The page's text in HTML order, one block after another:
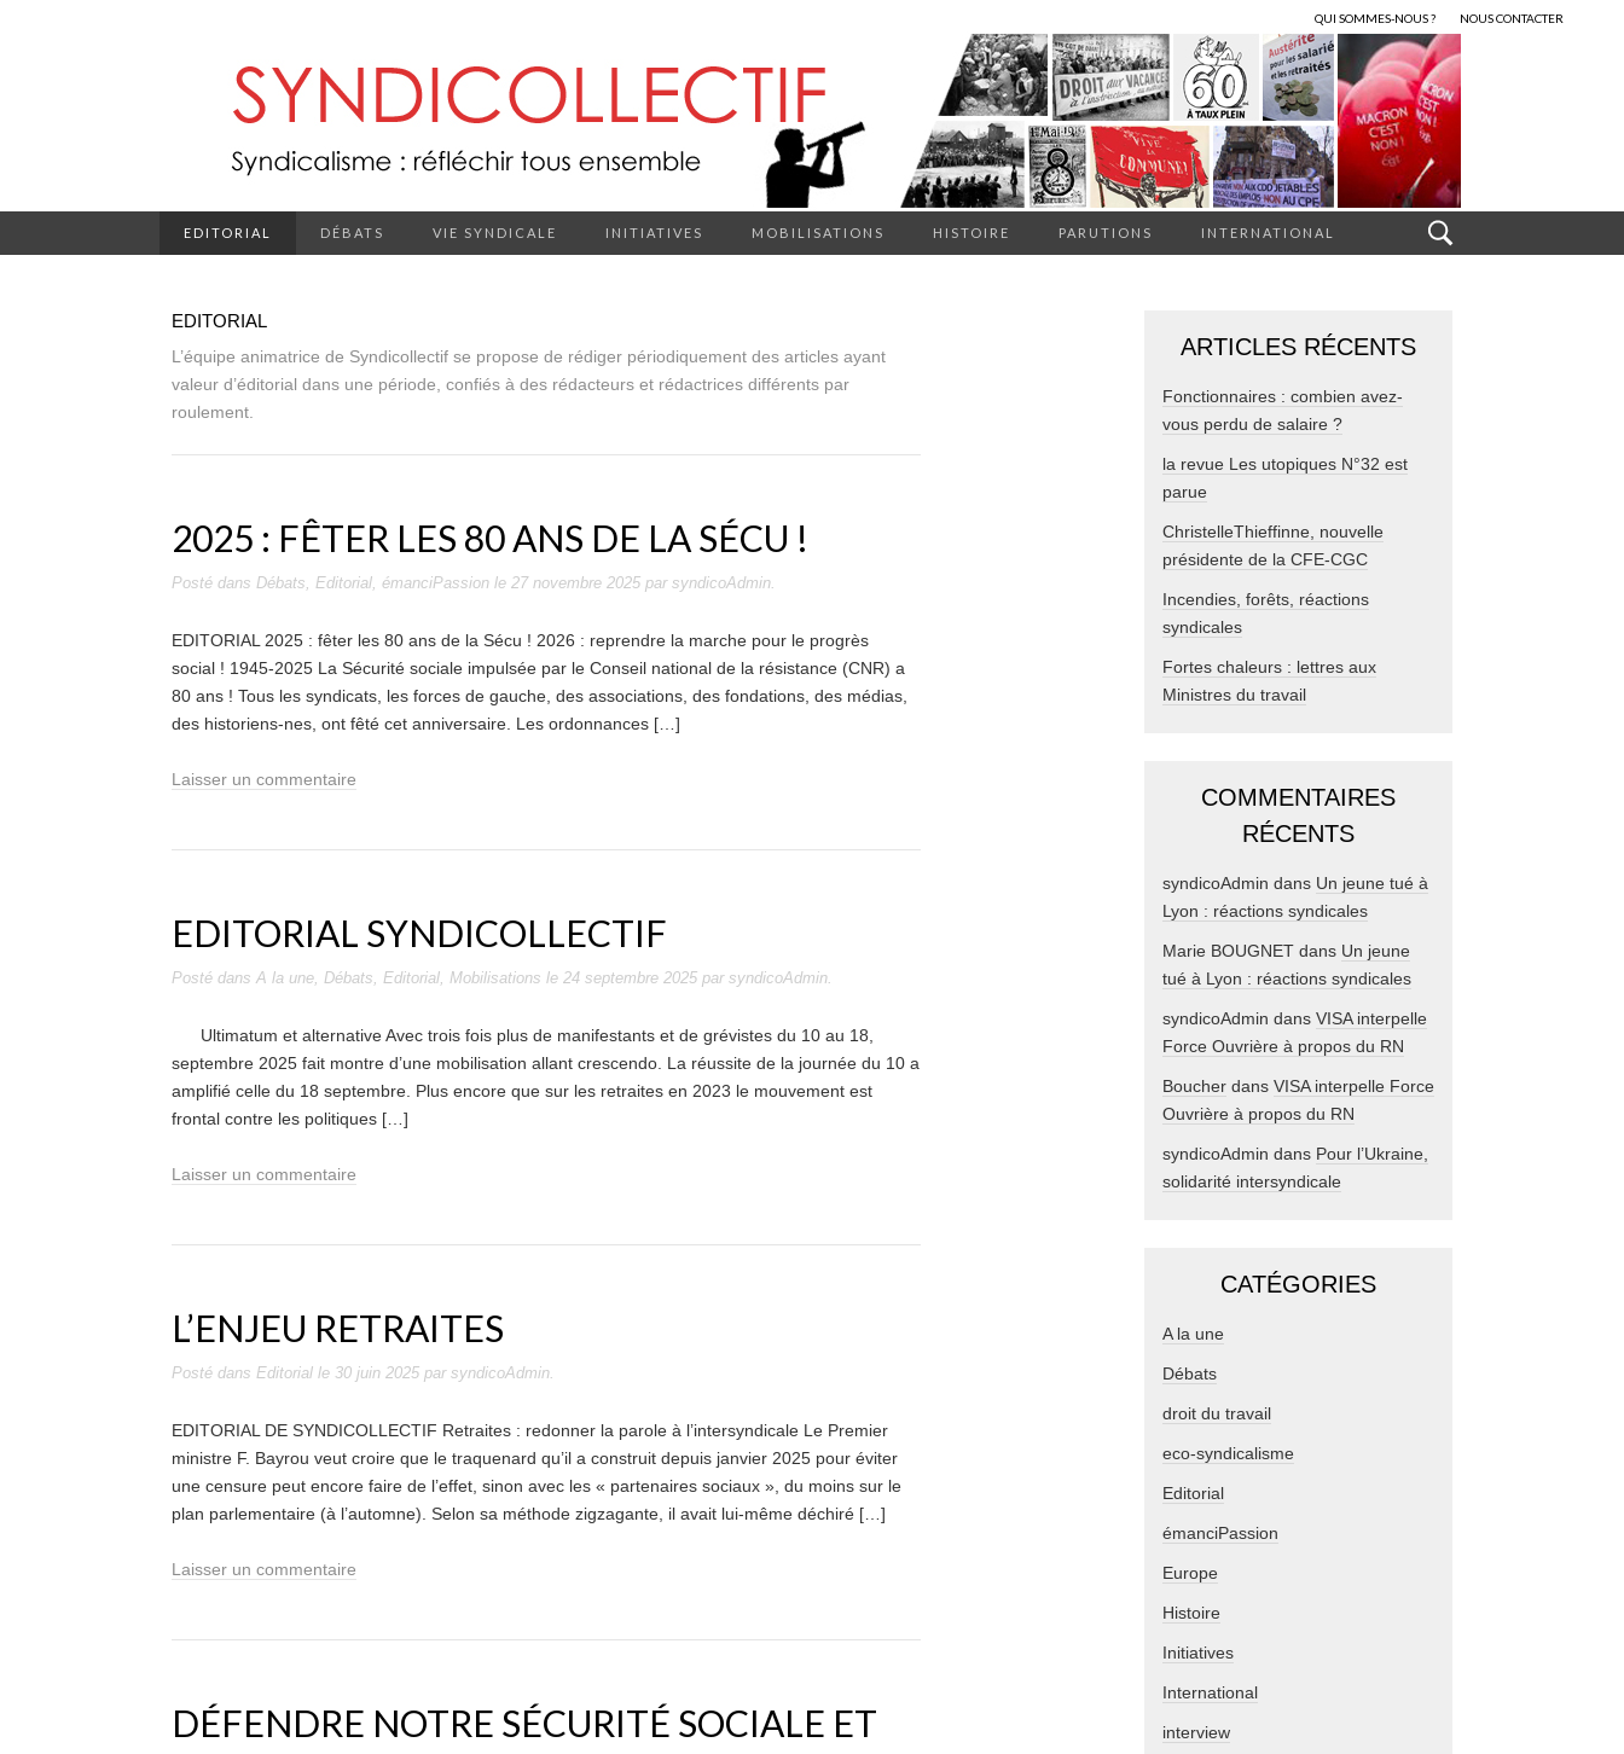
QUI SOMMES-NOUS ? NOUS CONTACTER
EDITORIAL DÉBATS VIE SYNDICALE INITIATIVES MOBILISATIONS HISTOIRE PARUTIONS INTERNATIONAL
EDITORIAL
L’équipe animatrice de Syndicollectif se propose de rédiger périodiquement des articles ayant
valeur d’éditorial dans une période, confiés à des rédacteurs et rédactrices différents par
roulement.
2025 : FÊTER LES 80 ANS DE LA SÉCU !
Posté dans Débats, Editorial, émanciPassion le 27 novembre 2025 par syndicoAdmin.
EDITORIAL 2025 : fêter les 80 ans de la Sécu ! 2026 : reprendre la marche pour le progrès
social ! 1945-2025 La Sécurité sociale impulsée par le Conseil national de la résistance (CNR) a
80 ans ! Tous les syndicats, les forces de gauche, des associations, des fondations, des médias,
des historiens-nes, ont fêté cet anniversaire. Les ordonnances […]
Laisser un commentaire
EDITORIAL SYNDICOLLECTIF
Posté dans A la une, Débats, Editorial, Mobilisations le 24 septembre 2025 par syndicoAdmin.
Ultimatum et alternative Avec trois fois plus de manifestants et de grévistes du 10 au 18,
septembre 2025 fait montre d’une mobilisation allant crescendo. La réussite de la journée du 10 a
amplifié celle du 18 septembre. Plus encore que sur les retraites en 2023 le mouvement est
frontal contre les politiques […]
Laisser un commentaire
L’ENJEU RETRAITES
Posté dans Editorial le 30 juin 2025 par syndicoAdmin.
EDITORIAL DE SYNDICOLLECTIF Retraites : redonner la parole à l’intersyndicale Le Premier
ministre F. Bayrou veut croire que le traquenard qu’il a construit depuis janvier 2025 pour éviter
une censure peut encore faire de l’effet, sinon avec les « partenaires sociaux », du moins sur le
plan parlementaire (à l’automne). Selon sa méthode zigzagante, il avait lui-même déchiré […]
Laisser un commentaire
DÉFENDRE NOTRE SÉCURITÉ SOCIALE ET
ARTICLES RÉCENTS
Fonctionnaires : combien avez-
vous perdu de salaire ?
la revue Les utopiques N°32 est
parue
ChristelleThieffinne, nouvelle
présidente de la CFE-CGC
Incendies, forêts, réactions
syndicales
Fortes chaleurs : lettres aux
Ministres du travail
COMMENTAIRES
RÉCENTS
syndicoAdmin dans Un jeune tué à
Lyon : réactions syndicales
Marie BOUGNET dans Un jeune
tué à Lyon : réactions syndicales
syndicoAdmin dans VISA interpelle
Force Ouvrière à propos du RN
Boucher dans VISA interpelle Force
Ouvrière à propos du RN
syndicoAdmin dans Pour l’Ukraine,
solidarité intersyndicale
CATÉGORIES
A la une
Débats
droit du travail
eco-syndicalisme
Editorial
émanciPassion
Europe
Histoire
Initiatives
International
interview